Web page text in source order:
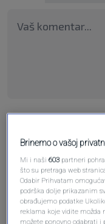
Brinemo o vašoj
Mi i naši603 partneri
što su pretraga web
Odabir Prihvatam
podrška dolje prikazanim
obrađujemo podatke
reklama koje vidite možda
možete ponovno odabrati